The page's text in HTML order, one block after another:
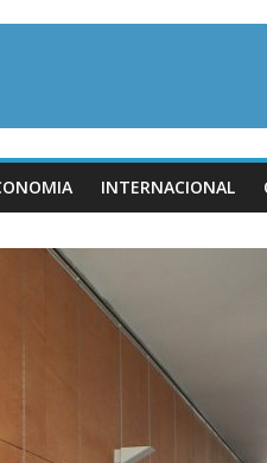
INTERNACIONAL